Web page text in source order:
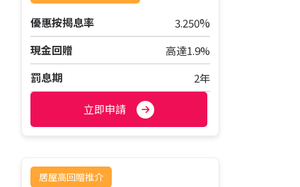
優惠按揭息率 3.250%
現金回贈
高達1.9%
罰息期
2年
立即申請
居屋高回贈推介